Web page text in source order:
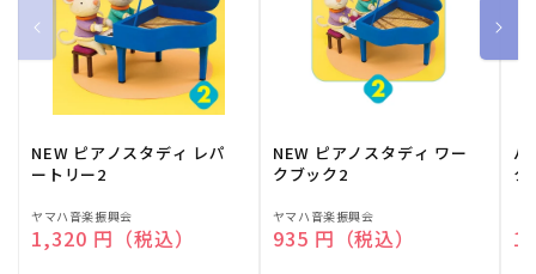
NEW ピアノスタディ レパ
ートリー2
販
売
ヤマハ音楽振興会
通常価格
1,320 円（税込）
NEW ピアノスタディ ワー
クブック2
販
売
ヤマハ音楽振興会
通常価格
935 円（税込）
バ
ク
売